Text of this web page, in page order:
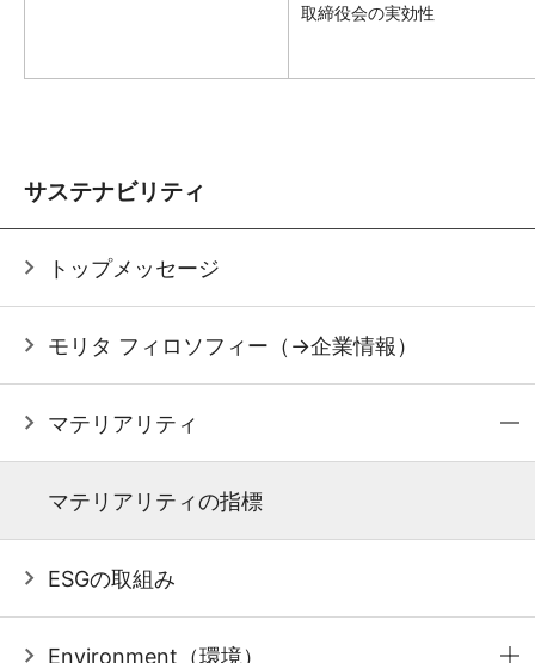
取締役会の実効性
サステナビリティ
トップメッセージ
モリタ フィロソフィー（→企業情報）
マテリアリティ
マテリアリティの指標
ESGの取組み
Environment（環境）